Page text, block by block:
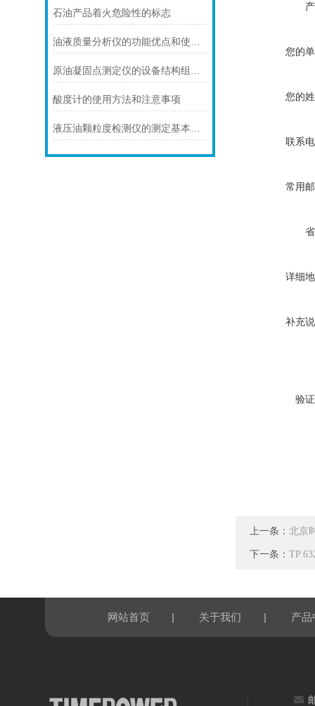
石油产品着火危险性的标志
油液质量分析仪的功能优点和使用注意事项
原油凝固点测定仪的设备结构组成部件
酸度计的使用方法和注意事项
液压油颗粒度检测仪的测定基本原理和性能特点
您的
您的
联系
常用
详细
补充
验
上一条： 北京
下一条： TP
网站首页 | 关于我们 | 产品